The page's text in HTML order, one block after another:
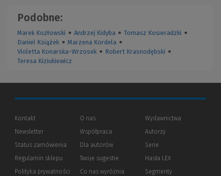
Podobne:
Marek Kozłowski ● Andrzej Kidyba ● Tomasz Kosieradzki ●
Daniel Książek ● Marzena Kordela ●
Violetta Konarska-Wrzosek ● Robert Krasnodębski ●
Teresa Kiziukiewicz
Kontakt
Newsletter
Status zamówienia
Regulamin sklepu
Polityka prywatności (Nowe
(Link
O nas
Współpraca
Dla autorów(Nowe
(Link
innej
strony)
Twoje sugestie
Co nas wyróżnia
Wydawnictwa
Autorzy
Serie
Hasła LEX
Segmenty